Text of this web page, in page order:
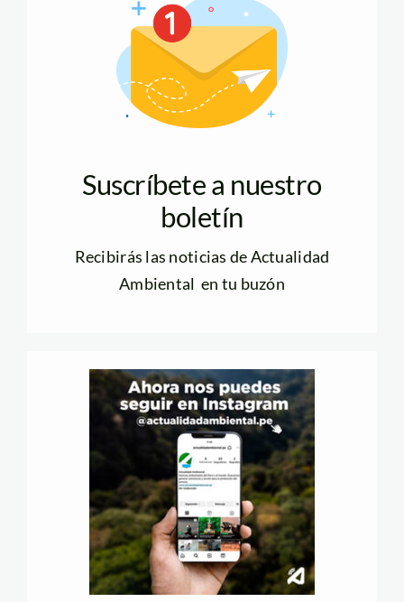
Suscríbete a nuestro
boletín
Recibirás las noticias de Actualidad
Ambiental en tu buzón